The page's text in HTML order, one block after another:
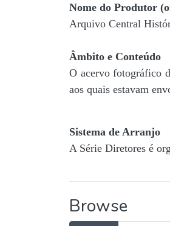
Nome do Produtor
Arquivo Central
Âmbito e Conteúdo
O acervo fotográfico
aos quais estavam
Sistema de Arranjo
A Série Diretores é
Browse